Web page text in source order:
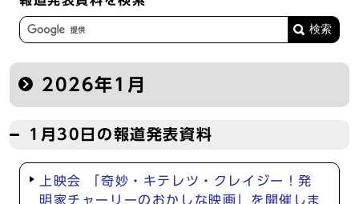
2026年1月
1月30日の報道発表資料
上映会 「奇妙・キテレツ・クレイジー！発
明家チャーリーのおかしな映画」を開催しま